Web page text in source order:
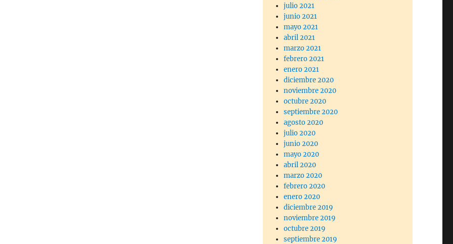
julio 2021
junio 2021
mayo 2021
abril 2021
marzo 2021
febrero 2021
enero 2021
diciembre 2020
noviembre 2020
octubre 2020
septiembre 2020
agosto 2020
julio 2020
junio 2020
mayo 2020
abril 2020
marzo 2020
febrero 2020
enero 2020
diciembre 2019
noviembre 2019
octubre 2019
septiembre 2019